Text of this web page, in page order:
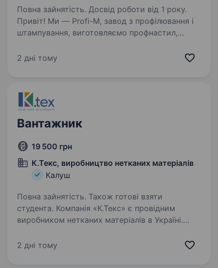
Повна зайнятість. Досвід роботи від 1 року.
Привіт! Ми — Profi-M, завод з профілювання і
штампування, виготовляємо профнастил,
для гіпсокартонних конструкцій
2 дні тому
Вантажник
19 500 грн
К.Текс, виробництво нетканих матеріалів
Калуш
Повна зайнятість. Також готові взяти
студента. Компанія «К.Текс» є провідним
виробником нетканих матеріалів в Україні.
вантажника як на постійну зайнятість, так і на
2 дні тому